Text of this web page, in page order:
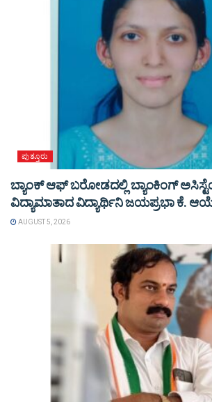
ಪುತ್ತೂರು
ಬ್ಯಾಂಕ್ ಆಫ್ ಬರೋಡದಲ್ಲಿ ಬ್ಯಾಂಕಿಂಗ್
ವಿದ್ಯಾಮಾತಾದ ವಿದ್ಯಾರ್ಥಿನಿ ಜಯಪ್ರಭಾ ಕೆ.
AUGUST 5, 2026